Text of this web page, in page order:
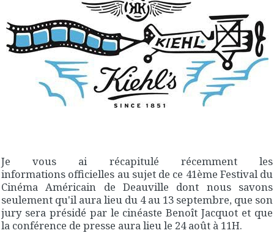
Je vous ai récapitulé récemment les
informations officielles au sujet de ce 41ème Festival du
Cinéma Américain de Deauville dont nous savons
seulement qu'il aura lieu du 4 au 13 septembre, que son
jury sera présidé par le cinéaste Benoît Jacquot et que
la conférence de presse aura lieu le 24 août à 11H.